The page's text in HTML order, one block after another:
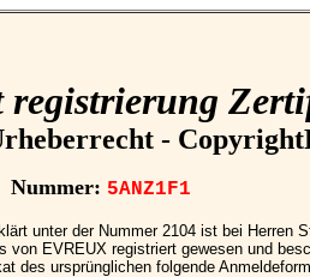
registrierung
-
Nummer: 5ANZ1F1
unter der Nummer 2104 ist bei Herren
von EVREUX registriert gewesen und
des ursprünglichen folgende